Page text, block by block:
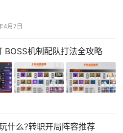
4月7日
BOSS机制配队打法全攻略
什么?转职开局阵容推荐